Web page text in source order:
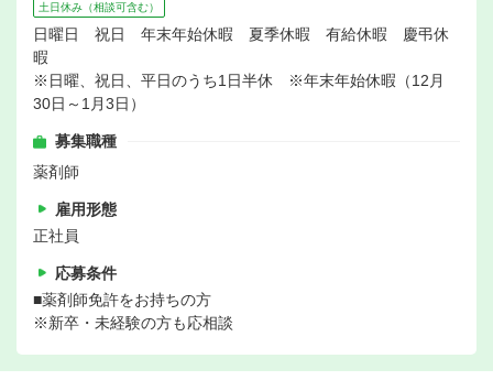
土日休み（相談可含む）
日曜日 祝日 年末年始休暇 夏季休暇 有給休暇 慶弔休
暇
※日曜、祝日、平日のうち1日半休 ※年末年始休暇（12月
30日～1月3日）
募集職種
薬剤師
雇用形態
正社員
応募条件
■薬剤師免許をお持ちの方
※新卒・未経験の方も応相談